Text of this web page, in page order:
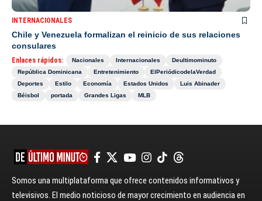
INTERNACIONALES
Chile y Venezuela formalizan el reinicio de sus relaciones
consulares
Enlaces rápidos: Nacionales Internacionales
Deultimominuto
República Dominicana
Entretenimiento
ElPeriódicodelaVerdad
Deportes
Estilo Economía Estados Unidos
Luis Abinader
Béisbol
portada Grandes Ligas MLB
Somos una multiplataforma que ofrece contenidos informativos y
televisivos. El medio noticioso de mayor crecimiento en audiencia en